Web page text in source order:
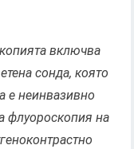
включва
сонда, която
е неинвазивно
флуороскопия на